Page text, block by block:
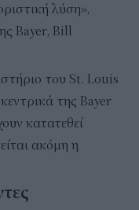
λύση»,
Bayer, Bill
του St. Louis
της Bayer
κατατεθεί
ακόμη η